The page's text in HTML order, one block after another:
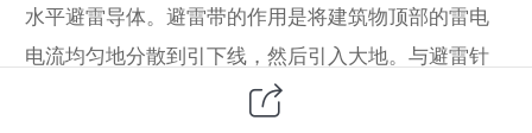
水平避雷导体。避雷带的作用是将建筑物顶部的雷电
电流均匀地分散到引下线，然后引入大地。与避雷针
相比，避雷带的保护范围更广，它可以覆盖建筑物的